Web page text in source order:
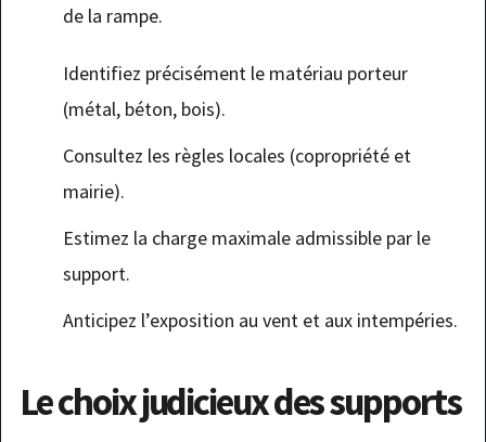
de la rampe.
Identifiez précisément le matériau porteur
(métal, béton, bois).
Consultez les règles locales (copropriété et
mairie).
Estimez la charge maximale admissible par le
support.
Anticipez l’exposition au vent et aux intempéries.
Le choix judicieux des supports